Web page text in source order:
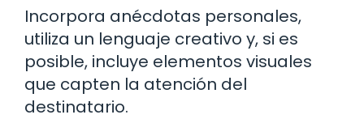
Incorpora anécdotas personales,
utiliza un lenguaje creativo y, si es
posible, incluye elementos visuales
que capten la atención del
destinatario.